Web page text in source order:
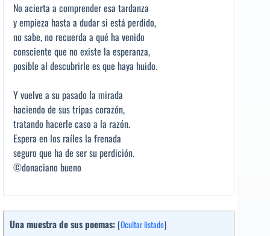
No acierta a comprender esa tardanza
y empieza hasta a dudar si está perdido,
no sabe, no recuerda a qué ha venido
consciente que no existe la esperanza,
posible al descubrirle es que haya huido.
Y vuelve a su pasado la mirada
haciendo de sus tripas corazón,
tratando hacerle caso a la razón.
Espera en los raíles la frenada
seguro que ha de ser su perdición.
©donaciano bueno
Una muestra de sus poemas: [Ocultar listado]